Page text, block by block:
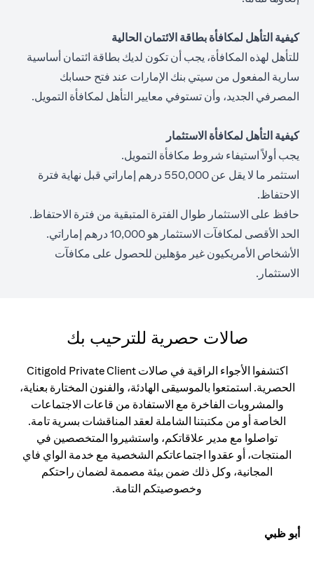
كيفية التأهل لمكافأة بطاقة الائتمان الحالية
للتأهل لهذه المكافأة، يجب أن تكون لديك بطاقة ائتمان أساسية
سارية المفعول من سيتي بنك الإمارات عند فتح حسابك
المصرفي الجديد، وأن تستوفي معايير التأهل لمكافأة التمويل.
كيفية التأهل لمكافأة الاستثمار
يجب أولاً استيفاء شروط مكافأة التمويل.
استثمر ما لا يقل عن 550,000 درهم إماراتي قبل نهاية فترة
الاحتفاظ.
حافظ على الاستثمار طوال الفترة المتبقية من فترة الاحتفاظ.
الحد الأقصى لمكافآت الاستثمار هو 10,000 درهم إماراتي.
الأشخاص الأمريكيون غير مؤهلين للحصول على مكافآت
الاستثمار.
صالات حصرية للترحيب بك
اكتشفوا الأجواء الراقية في صالات Citigold Private Client
الحصرية. استمتعوا بالموسيقى الهادئة، والفنون المختارة بعناية،
والمشروبات الفاخرة مع الاستفادة من قاعات الاجتماعات
الخاصة أو من مكتبتنا الشاملة لعقد المناقشات بسرية تامة.
تواصلوا مع مدير علاقاتكم، واستشيروا المتخصصين في
المنتجات، أو عقدوا اجتماعاتكم الشخصية مع خدمة الواي فاي
المجانية، وكل ذلك ضمن بيئة مصممة لضمان راحتكم
وخصوصيتكم التامة.
أبو ظبي